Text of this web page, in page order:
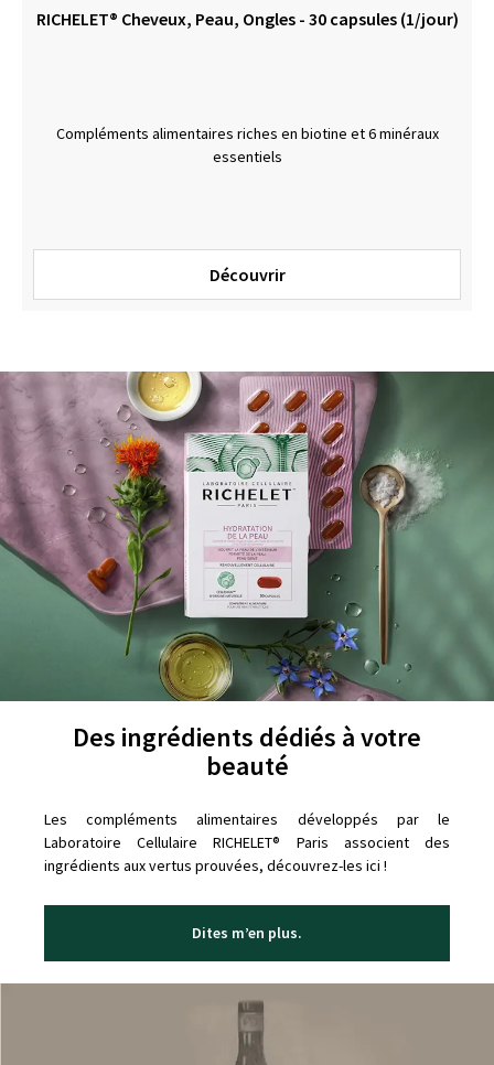
RICHELET® Cheveux, Peau, Ongles - 30 capsules (1/jour)
Compléments alimentaires riches en biotine et 6 minéraux
essentiels
Découvrir
Des ingrédients dédiés à votre
beauté
Les compléments alimentaires développés par le
Laboratoire Cellulaire RICHELET® Paris associent des
ingrédients aux vertus prouvées, découvrez-les ici !
Dites m’en plus.